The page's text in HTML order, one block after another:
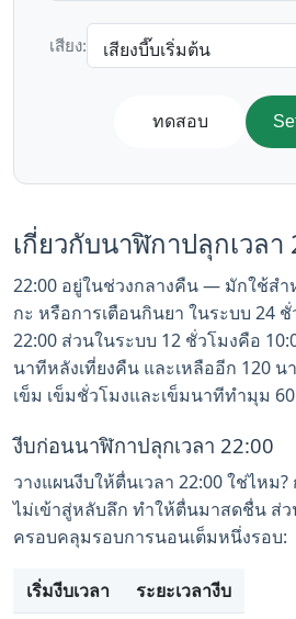
เสียง:
ทดสอบ
เกี่ยวกับนาฬิกาปลุกเวลา
22:00 อยู่ในช่วงกลางคืน — มักใช้สำ
กะ หรือการเตือนกินยา ในระบบ 24 ชั่
22:00 ส่วนในระบบ 12 ชั่วโมงคือ
นาทีหลังเที่ยงคืน และเหลืออีก 120
เข็ม เข็มชั่วโมงและเข็มนาทีทำมุม
งีบก่อนนาฬิกาปลุกเวลา 22:00
วางแผนงีบให้ตื่นเวลา 22:00 ใช่ไหม
ไม่เข้าสู่หลับลึก ทำให้ตื่นมาสดชื่น ส่ว
ครอบคลุมรอบการนอนเต็มหนึ่งรอบ:
เริ่มงีบเวลา
ระยะเวลางีบ